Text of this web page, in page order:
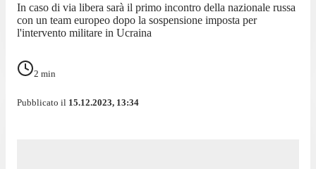
In caso di via libera sarà il primo incontro della nazionale russa
con un team europeo dopo la sospensione imposta per
l'intervento militare in Ucraina
2 min
Pubblicato il 15.12.2023, 13:34